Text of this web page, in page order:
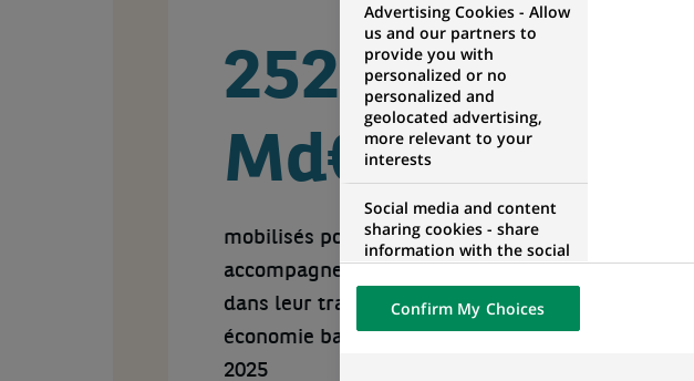
252
Md€
mobilisés pour
accompagner nos clients
dans leur transition vers une
économie bas carbone à fin
2025
Advertising Cookies - Allow
us and our partners to
provide you with
personalized or no
personalized and
geolocated advertising,
more relevant to your
interests
Social media and content
sharing cookies - share
information with the social
networks and propose the
visualization on our website
of the content hosted on a
external website.
Confirm My Choices